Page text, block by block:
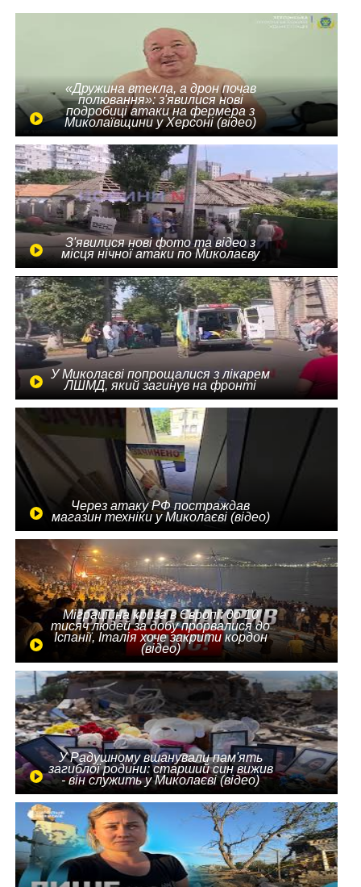
«Дружина втекла, а дрон почав
полювання»: з'явилися нові
подробиці атаки на фермера з
Миколаївщини у Херсоні (відео)
З'явилися нові фото та відео з
місця нічної атаки по Миколаєву
У Миколаєві попрощалися з лікарем
ЛШМД, який загинув на фронті
Через атаку РФ постраждав
магазин техніки у Миколаєві (відео)
Міграційна криза в Європі: до 10
тисяч людей за добу прорвалися до
Іспанії, Італія хоче закрити кордон
(відео)
У Радушному вшанували пам'ять
загиблої родини: старший син вижив
- він служить у Миколаєві (відео)